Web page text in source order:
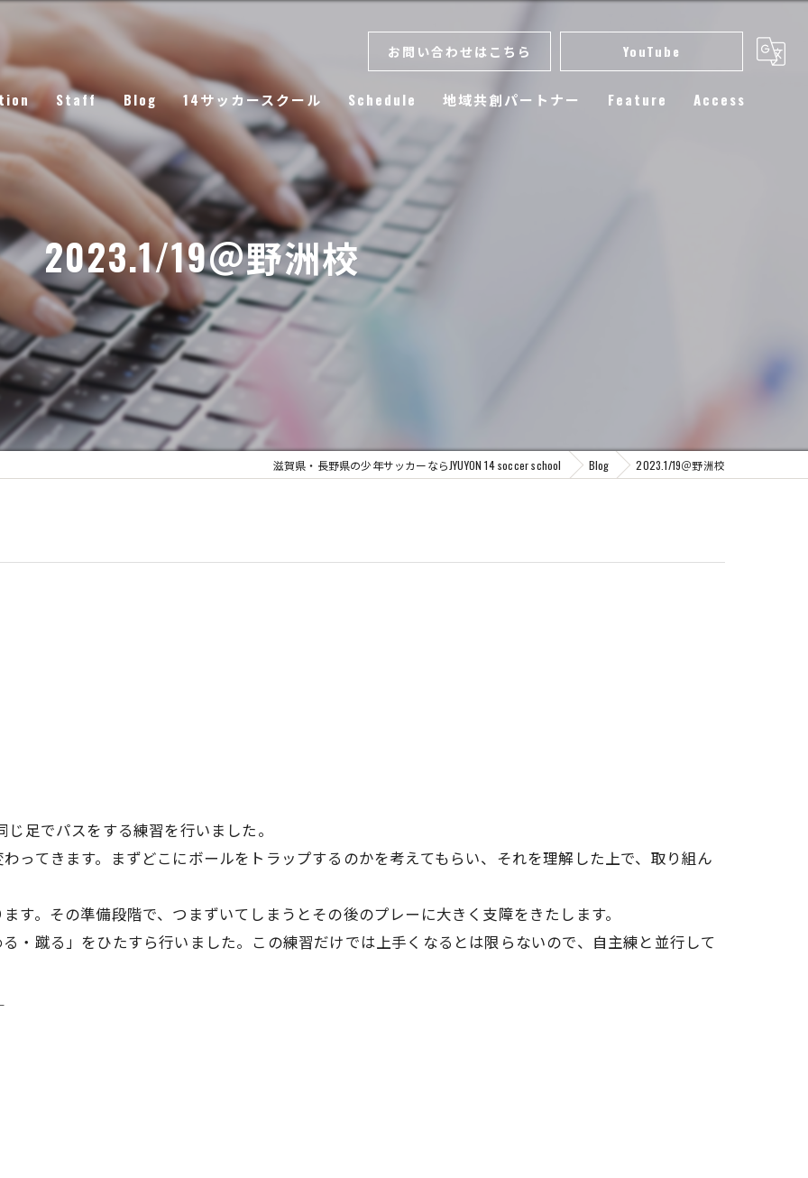
お問い合わせはこちら YouTube
Staff Blog
Column
14サッカースクール Schedule 地域共創パートナー Feature Access
2023.1/19＠野洲校
滋賀県・長野県の少年サッカーならJYUYON 14 soccer school Blog 2023.1/19＠野洲校
足でパスをする練習を行いました。
ってきます。まずどこにボールをトラップするのかを考えてもらい、それを理解した上で、取り組ん
す。その準備段階で、つまずいてしまうとその後のプレーに大きく支障をきたします。
・蹴る」をひたすら行いました。この練習だけでは上手くなるとは限らないので、自主練と並行して